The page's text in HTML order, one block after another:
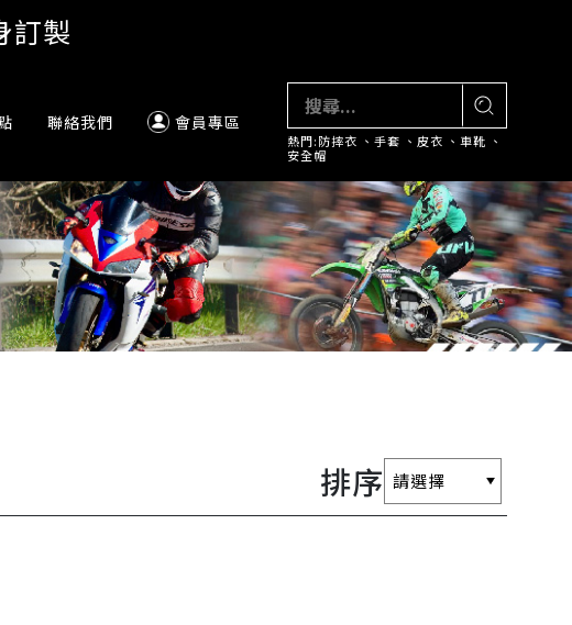
訂製
聯絡我們 會員專區
熱門:防摔衣 、手套 、 皮衣 、車靴 、
安全帽
排序